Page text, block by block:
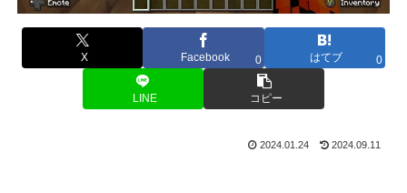
X Facebook 0 はてブ 0
LINE コピー
2024.01.24 2024.09.11